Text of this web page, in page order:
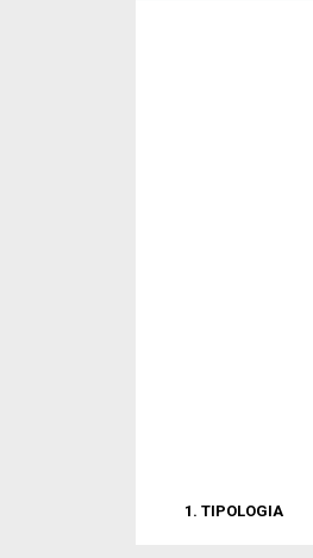
1. TIPOLOGIA